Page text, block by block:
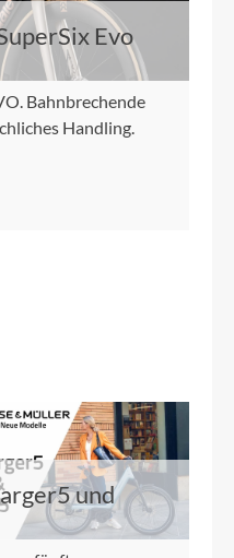
Evo
Bahnbrechende
Handling.
und